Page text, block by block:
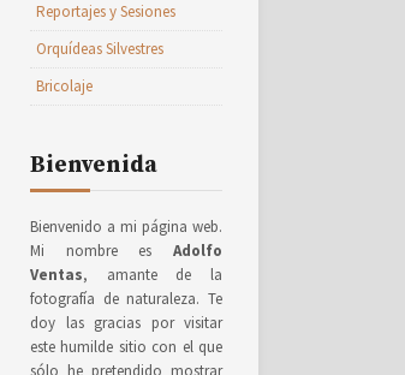
Reportajes y Sesiones
Orquídeas Silvestres
Bricolaje
Bienvenida
Bienvenido a mi página web.
Mi nombre es Adolfo
Ventas, amante de la
fotografía de naturaleza. Te
doy las gracias por visitar
este humilde sitio con el que
sólo he pretendido mostrar